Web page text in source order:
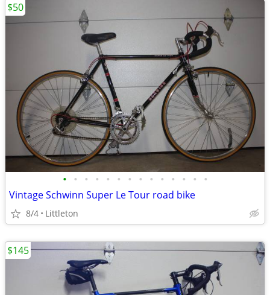
• • • • • • • • • • • • • •
Vintage Schwinn Super Le Tour road bike
8/4 Littleton
$50
$145